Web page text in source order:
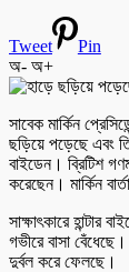
Tweet
Pin
অ- অ+
সাবেক মার্কিন
ছড়িয়ে পড়েছে এবং
বাইডেন। ব্রিটিশ
করেছেন। মার্কিন
সাক্ষাৎকারে হান্টার
গভীরে বাসা
দুর্বল করে ফেলছে।